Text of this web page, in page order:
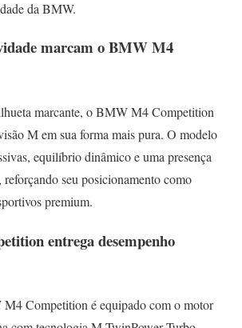
da BMW.
marcam o BMW M4
marcante, o BMW M4 Competition
M em sua forma mais pura. O modelo
equilíbrio dinâmico e uma presença
seu posicionamento como
premium.
entrega desempenho
Competition é equipado com o motor